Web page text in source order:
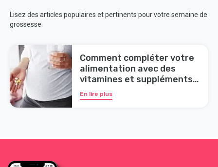
Lisez des articles populaires et pertinents pour votre semaine de
grossesse.
Comment compléter votre
alimentation avec des
vitamines et suppléments
prénataux
En lire plus